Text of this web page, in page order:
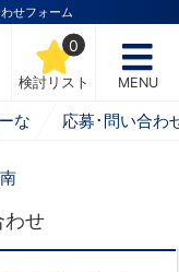
せフォーム
検討リスト
0
MENU
な 応募･問い合わ
わせ